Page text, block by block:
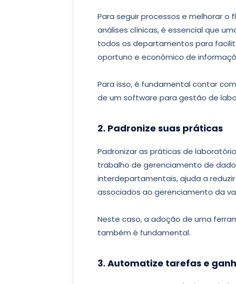
Para seguir processos e melhorar
análises clínicas, é essencial que
todos os departamentos para
oportuno e econômico de
Para isso, é fundamental contar
de um software para gestão de
2. Padronize suas práticas
Padronizar as práticas de
trabalho de gerenciamento de
interdepartamentais, ajuda a
associados ao gerenciamento da
Neste caso, a adoção de uma
também é fundamental.
3. Automatize tarefas e